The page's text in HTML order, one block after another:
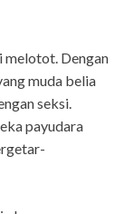
melotot. Dengan
muda belia
seksi.
payudara